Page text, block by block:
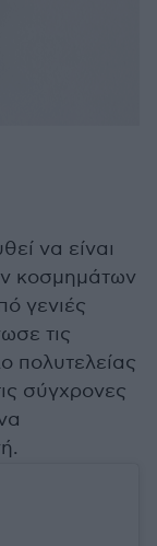
να είναι
κοσμημάτων
γενιές
τις
πολυτελείας
σύγχρονες